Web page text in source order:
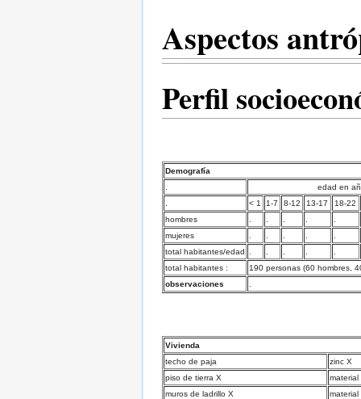
Aspectos
Perfil
Demografía
edad en
< 1 1-7 8-12 13-17
18-22
hombres
mujeres
total habitantes/edad
total habitantes :
190 personas (60 hombres,
observaciones
Vivienda
techo de paja
zinc X
piso de tierra X
material
muros de ladrillo X
material